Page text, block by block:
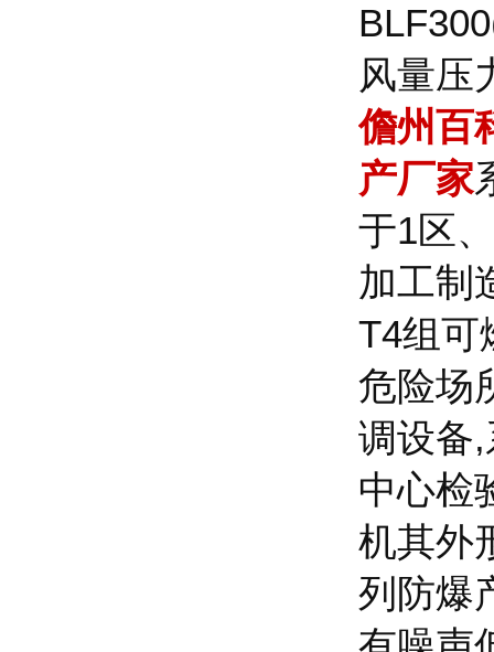
风量压
儋州百
产厂家
于1区
加工制
T4组可
危险场
调设备
中心检
机其外
列防爆